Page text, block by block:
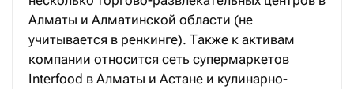
Алматы и Алматинской области (не
учитывается в ренкинге). Также к активам
компании относится сеть супермаркетов
Interfood в Алматы и Астане и кулинарно-